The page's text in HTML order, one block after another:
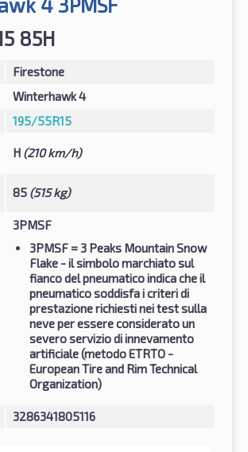
85H
Firestone
Winterhawk 4
195/55R15
H (210 km/h)
85 (515 kg)
3PMSF
3PMSF = 3 Peaks Mountain Snow
Flake - il simbolo marchiato sul
fianco del pneumatico indica che il
pneumatico soddisfa i criteri di
prestazione richiesti nei test sulla
neve per essere considerato un
severo servizio di innevamento
artificiale (metodo ETRTO -
European Tire and Rim Technical
Organization)
3286341805116